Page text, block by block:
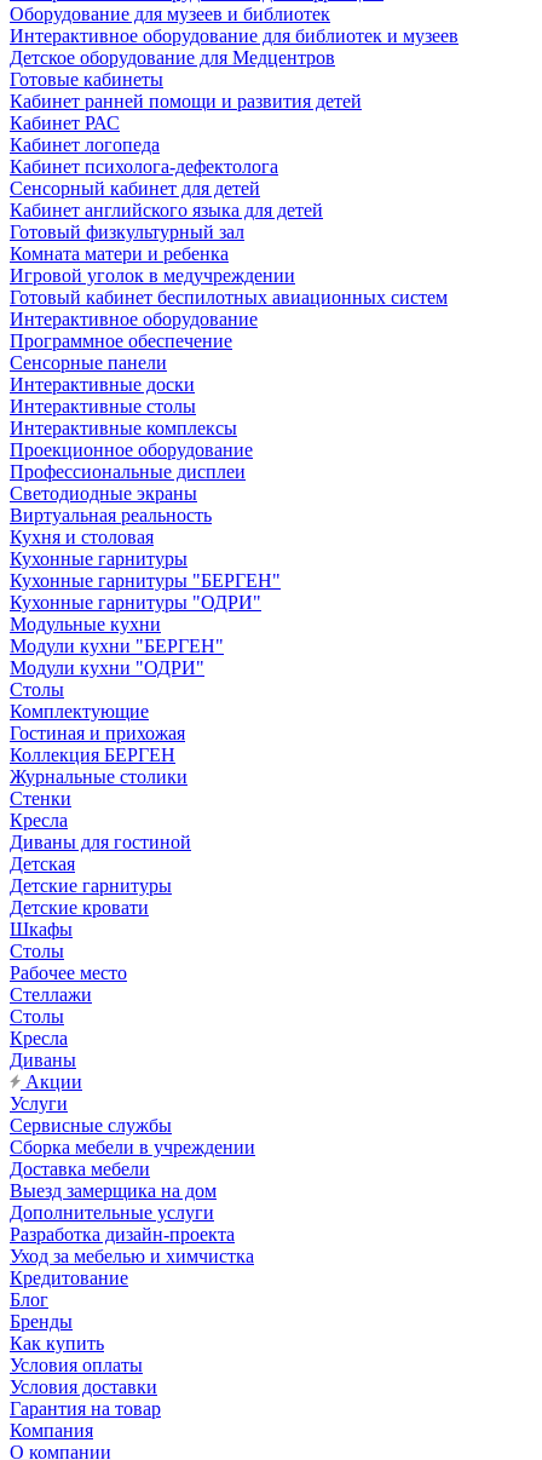
Оборудование для музеев и библиотек
Интерактивное оборудование для библиотек и музеев
Детское оборудование для Медцентров
Готовые кабинеты
Кабинет ранней помощи и развития детей
Кабинет РАС
Кабинет логопеда
Кабинет психолога-дефектолога
Сенсорный кабинет для детей
Кабинет английского языка для детей
Готовый физкультурный зал
Комната матери и ребенка
Игровой уголок в медучреждении
Готовый кабинет беспилотных авиационных систем
Интерактивное оборудование
Программное обеспечение
Сенсорные панели
Интерактивные доски
Интерактивные столы
Интерактивные комплексы
Проекционное оборудование
Профессиональные дисплеи
Светодиодные экраны
Виртуальная реальность
Кухня и столовая
Кухонные гарнитуры
Кухонные гарнитуры "БЕРГЕН"
Кухонные гарнитуры "ОДРИ"
Модульные кухни
Модули кухни "БЕРГЕН"
Модули кухни "ОДРИ"
Столы
Комплектующие
Гостиная и прихожая
Коллекция БЕРГЕН
Журнальные столики
Стенки
Кресла
Диваны для гостиной
Детская
Детские гарнитуры
Детские кровати
Шкафы
Столы
Рабочее место
Стеллажи
Столы
Кресла
Диваны
Акции
Услуги
Сервисные службы
Сборка мебели в учреждении
Доставка мебели
Выезд замерщика на дом
Дополнительные услуги
Разработка дизайн-проекта
Уход за мебелью и химчистка
Кредитование
Блог
Бренды
Как купить
Условия оплаты
Условия доставки
Гарантия на товар
Компания
О компании